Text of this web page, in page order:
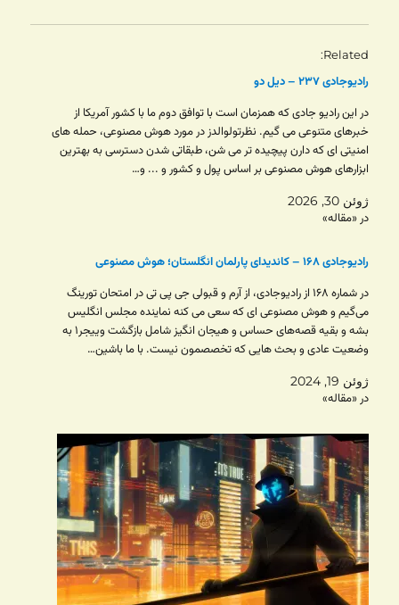
Related
رادیوجادی ۲۳۷ – دیل دو
در این رادیو جادی که همزمان است با توافق دوم ما با کشور آمریکا از
خبرهای متنوعی می گیم. نظرتولوالدز در مورد هوش مصنوعی، حمله های
امنیتی ای که دارن پیچیده تر می شن، طبقاتی شدن دسترسی به بهترین
ابزارهای هوش مصنوعی بر اساس پول و کشور و ... و…
ژوئن 30, 2026
در «مقاله»
رادیوجادی ۱۶۸ – کاندیدای پارلمان انگلستان؛ هوش مصنوعی
در شماره ۱۶۸ از رادیوجادی، از آرم و قبولی جی پی تی در امتحان تورینگ
می‌گیم و هوش مصنوعی ای که سعی می کنه نماینده مجلس انگلیس
بشه و بقیه قصه‌های حساس و هیجان انگیز شامل بازگشت وییجر۱ به
وضعیت عادی و بحث هایی که تخصصمون نیست. با ما باشین…
ژوئن 19, 2024
در «مقاله»